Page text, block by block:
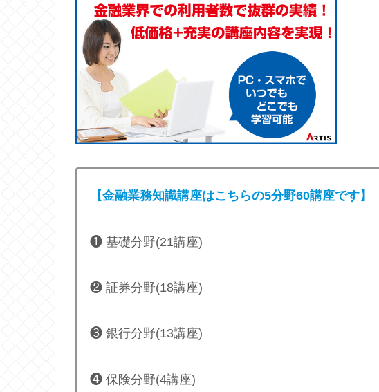
【金融業務知識講座はこちらの5分野60講座です】
❶ 基礎分野(21講座)
❷ 証券分野(18講座)
❸ 銀行分野(13講座)
❹ 保険分野(4講座)